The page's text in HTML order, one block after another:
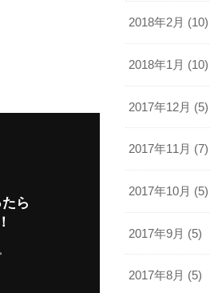
ら
2018年2月 (10)
2018年1月 (10)
2017年12月 (5)
2017年11月 (7)
2017年10月 (5)
2017年9月 (5)
2017年8月 (5)